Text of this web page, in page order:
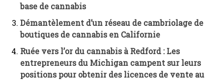
base de cannabis
Démantèlement d’un réseau de cambriolage de
boutiques de cannabis en Californie
Ruée vers l’or du cannabis à Redford : Les
entrepreneurs du Michigan campent sur leurs
positions pour obtenir des licences de vente au